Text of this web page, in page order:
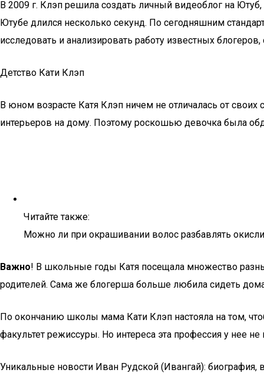
В 2009 г. Клэп решила создать личный видеоблог на
Ютубе длился несколько секунд. По сегодняшним
исследовать и анализировать работу известных
Детство Кати Клэп
В юном возрасте Катя Клэп ничем не отличалась от
интерьеров на дому. Поэтому роскошью девочка была
Читайте также:
Можно ли при окрашивании волос разбавлять
Важно! В школьные годы Катя посещала множество
родителей. Сама же блогерша больше любила сидеть
По окончанию школы мама Кати Клэп настояла на том,
факультет режиссуры. Но интереса эта профессия у нее
Уникальные новости Иван Рудской (Ивангай): биография,